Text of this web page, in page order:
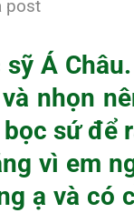
post
sỹ Á
nhọn
sứ để
vì em
ạ và có